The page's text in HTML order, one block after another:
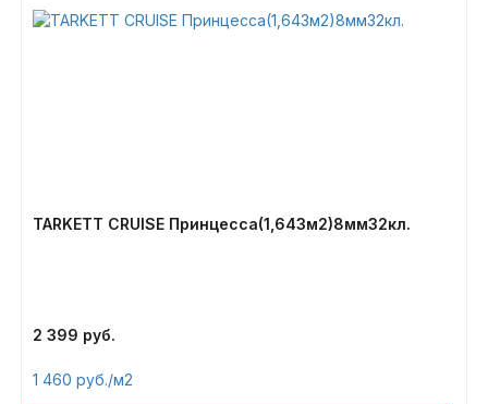
TARKETT CRUISE Принцесса(1,643м2)8мм32кл.
2 399
1 460 /м2